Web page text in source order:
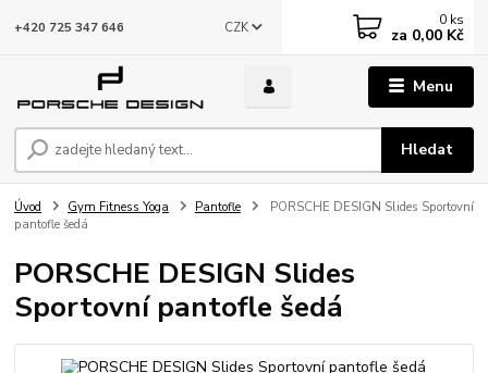
Menu
CZK
Hledat
+420 725 347 646 0 ks
za 0,00 Kč
Úvod Gym Fitness Yoga Pantofle
PORSCHE DESIGN Slides Sportovní
pantofle šedá
PORSCHE DESIGN Slides
Sportovní pantofle šedá